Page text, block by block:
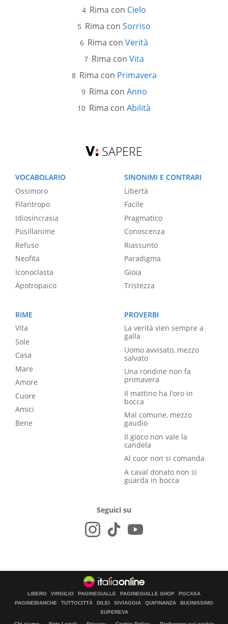
Rima con Cielo
Rima con Sorriso
Rima con Verità
Rima con Vita
Rima con Primavera
Rima con Anno
Rima con Abilità
SAPERE
VOCABOLARIO
Ossimoro
Filantropo
Idiosincrasia
Pusillanime
Refuso
Neofita
Iconoclasta
Apotropaico
SINONIMI E CONTRARI
Libertà
Facile
Pragmatico
Conoscenza
Riassunto
Paradigma
Gioia
Tristezza
RIME
Vita
Sole
Casa
Mare
Amore
Cuore
Amici
Bene
PROVERBI
La verità vien sempre a
galla
Uomo avvisato, mezzo
salvato
Una rondine non fa
primavera
Il mattino ha l'oro in
bocca
Mal comune, mezzo
gaudio
Il gioco non vale la
candela
Al cuor non si comanda
A caval donato non si
guarda in bocca
Seguici su
LIBERO VIRGILIO PAGINEGIALLE PAGINEGIALLE SHOP
PGCASA
PAGINEBIANCHE
TUTTOCITTÀ DILEI SIVIAGGIA QUIFINANZA
BUONISSIMO
SUPEREVA